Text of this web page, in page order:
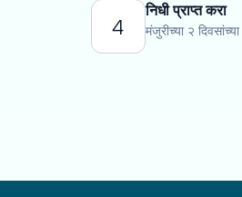
4
निधी प्राप्त करा
मंजुरीच्या २